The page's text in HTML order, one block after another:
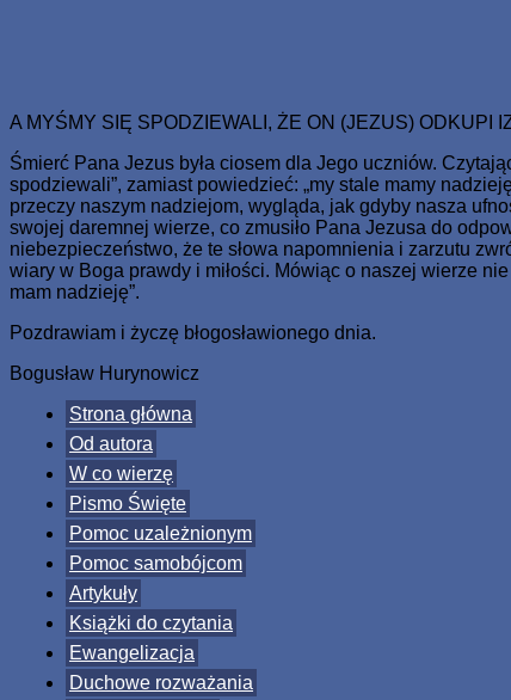
A MYŚMY SIĘ SPODZIEWALI, ŻE ON (JEZUS) ODKUPI
Śmierć Pana Jezus była ciosem dla Jego uczniów.
spodziewali”, zamiast powiedzieć: „my stale mamy
przeczy naszym nadziejom, wygląda, jak gdyby nasza
swojej daremnej wierze, co zmusiło Pana Jezusa do
niebezpieczeństwo, że te słowa napomnienia i zarzutu
wiary w Boga prawdy i miłości. Mówiąc o naszej wierze
mam nadzieję”.
Pozdrawiam i życzę błogosławionego dnia.
Bogusław Hurynowicz
Strona główna
Od autora
W co wierzę
Pismo Święte
Pomoc uzależnionym
Pomoc samobójcom
Artykuły
Książki do czytania
Ewangelizacja
Duchowe rozważania